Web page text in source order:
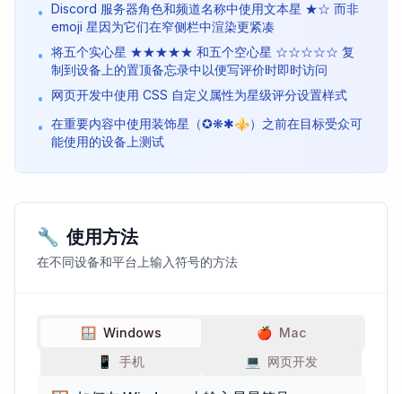
• Discord 服务器角色和频道名称中使用文本星 ★☆ 而非
emoji 星因为它们在窄侧栏中渲染更紧凑
• 将五个实心星 ★★★★★ 和五个空心星 ☆☆☆☆☆ 复
制到设备上的置顶备忘录中以便写评价时即时访问
•
网页开发中使用 CSS 自定义属性为星级评分设置样式
• 在重要内容中使用装饰星（✪❋✱⚜）之前在目标受众可
能使用的设备上测试
🔧 使用方法
在不同设备和平台上输入符号的方法
🪟 Windows 🍎 Mac
📱
手机 💻 网页开发